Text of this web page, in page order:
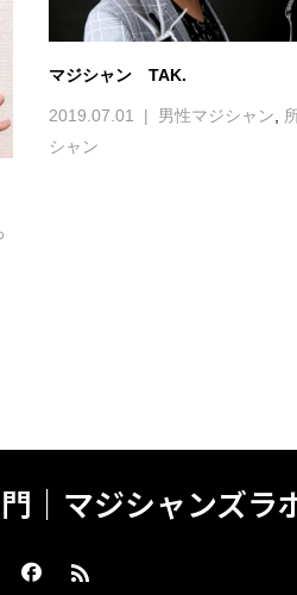
マジシャン TAK.
2019.07.01 男性マジシャン
シャン
｜マジシャンズラ